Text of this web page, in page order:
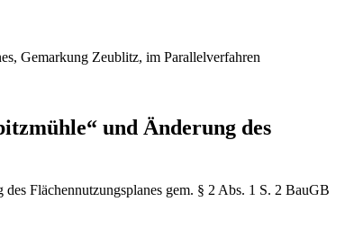
Gemarkung Zeublitz, im Parallelverfahren
und Änderung des
Flächennutzungsplanes gem. § 2 Abs. 1 S. 2 BauGB